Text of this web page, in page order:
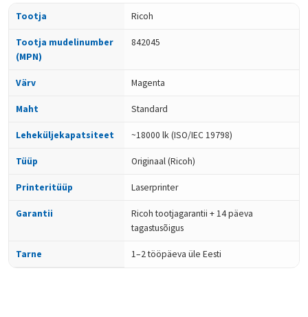
Tootja Ricoh
Tootja mudelinumber
(MPN)
842045
Värv Magenta
Maht Standard
Leheküljekapatsiteet ~18000 lk (ISO/IEC 19798)
Tüüp Originaal (Ricoh)
Printeritüüp Laserprinter
Garantii
Ricoh tootjagarantii + 14 päeva
tagastusõigus
Tarne 1–2 tööpäeva üle Eesti